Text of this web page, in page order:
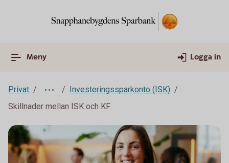
Meny Logga in
Privat
Investeringssparkonto (ISK)
Skillnader mellan ISK och KF